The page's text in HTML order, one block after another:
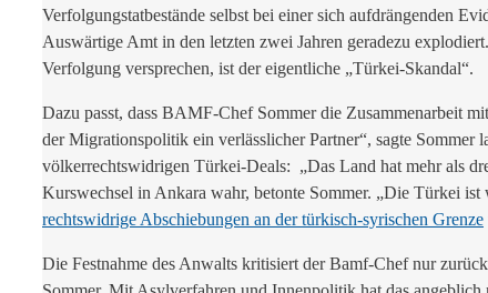
Verfolgungstatbestände selbst bei einer sich aufdrängenden
Auswärtige Amt in den letzten zwei Jahren geradezu
Verfolgung versprechen, ist der eigentliche „Türkei-Skandal“.
Dazu passt, dass BAMF-Chef Sommer die Zusammenarbeit
der Migrationspolitik ein verlässlicher Partner“, sagte Sommer
völkerrechtswidrigen Türkei-Deals: „Das Land hat mehr als
Kurswechsel in Ankara wahr, betonte Sommer. „Die Türkei
rechtswidrige Abschiebungen an der türkisch-syrischen Grenze
Die Festnahme des Anwalts kritisiert der Bamf-Chef nur